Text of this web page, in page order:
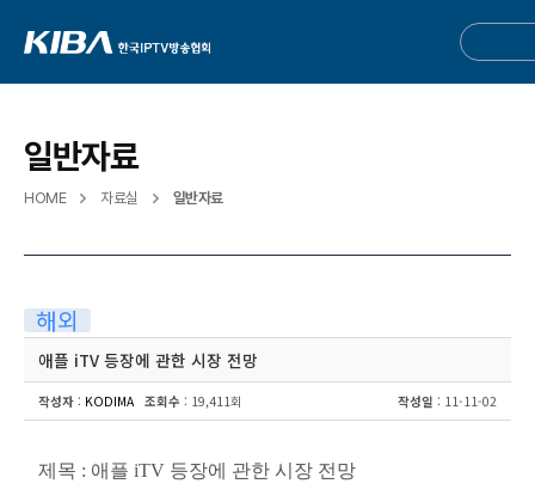
일반자료
HOME 자료실 일반자료
해외
애플 iTV 등장에 관한 시장 전망
작성자 : KODIMA 조회수 : 19,411회 작성일 : 11-11-02
제목 : 애플 iTV 등장에 관한 시장 전망